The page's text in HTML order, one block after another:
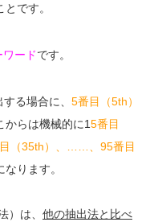
です。
ワードです。
る場合に、 5番目（5th）
からは機械的に15番目
目（35th）、……、95番目
ります。
）は、 他の抽出法と比べ